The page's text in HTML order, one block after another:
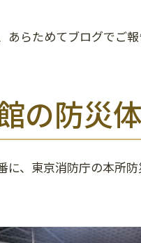
あらためてブログでご報
の防災
に、東京消防庁の本所